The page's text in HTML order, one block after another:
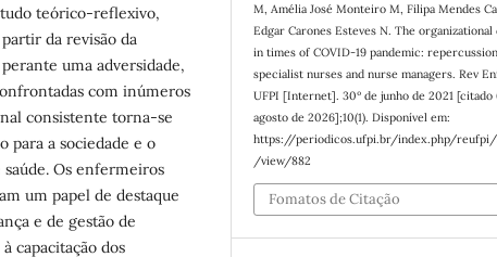
teórico-reflexivo,
da revisão da
perante uma adversidade,
com inúmeros
consistente torna-se
para a sociedade e o
Os enfermeiros
um papel de destaque
e de gestão de
capacitação dos
M, Amélia José Monteiro M, Filipa Mendes
Edgar Carones Esteves N. The
in times of COVID-19 pandemic:
specialist nurses and nurse managers. Rev
UFPI [Internet]. 30º de junho de 2021 [citado
agosto de 2026];10(1). Disponível em:
https://periodicos.ufpi.br/index.php/
/view/882
Fomatos de Citação